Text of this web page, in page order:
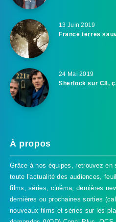
13 Juin 2019
France terres
24 Mai 2019
Sherlock sur C8,
À propos
Grâce à nos équipes, retrouvez en
toute l'actualité des audiences,
films, séries, cinéma, dernières
dernières ou prochaines sorties
nouveaux films et séries sur les